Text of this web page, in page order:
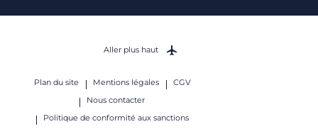
Plan du site Mentions légales
CGV
Nous contacter
Politique de conformité aux sanctions
Aller plus haut